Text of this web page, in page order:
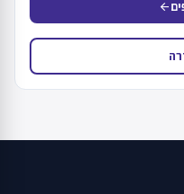
arrow_back